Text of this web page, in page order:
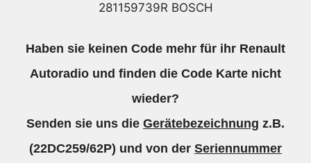
281159739R BOSCH
Haben sie keinen Code mehr für ihr Renault
Autoradio und finden die Code Karte nicht
wieder?
Senden sie uns die Gerätebezeichnung z.B.
(22DC259/62P) und von der Seriennummer